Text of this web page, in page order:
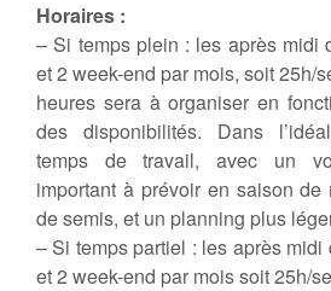
Horaires :
– Si temps plein : les après midi
et 2 week-end par mois, soit 25h/
heures sera à organiser en
des disponibilités. Dans
temps de travail, avec un
important à prévoir en saison de
de semis, et un planning plus
– Si temps partiel : les après
et 2 week-end par mois soit 25h/